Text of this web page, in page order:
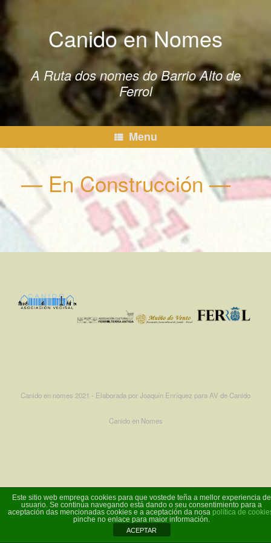
Canido en Nomes
A Ruta dos nomes do Barrio Alto de
Ferrol
Menu
— En Construcción —
Canido en nomes 2021 - Elaborada por Joaquín Enríquez para AV de Canido
Canido en Nomes
Este sitio web emprega cookies para que vostede teña a mellor experiencia de
usuario. Se continúa navegando está dando o seu consentimiento para a
aceptación das mencionadas cookies e a aceptación da nosa política de
pinche no enlace para maior información.
ACEPTAR